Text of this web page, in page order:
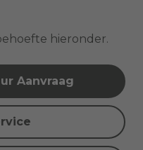
hieronder.
Aanvraag